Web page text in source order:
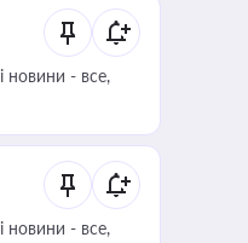
новини - все,
новини - все,